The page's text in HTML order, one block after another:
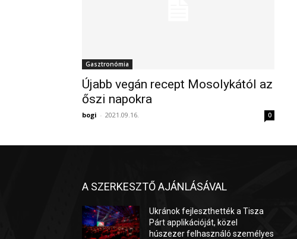
Gasztronómia
Újabb vegán recept Mosolykától az
őszi napokra
bogi - 2021.09.16. 0
A SZERKESZTŐ AJÁNLÁSÁVAL
Ukránok fejleszthették a Tisza
Párt applikációját, közel
húszezer felhasználó személyes